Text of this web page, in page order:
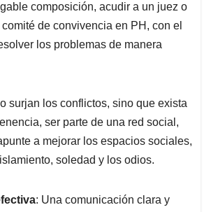
composición, acudir a un juez o
de convivencia en PH, con el
los problemas de manera
surjan los conflictos, sino que exista
ser parte de una red social,
a mejorar los espacios sociales,
soledad y los odios.
: Una comunicación clara y